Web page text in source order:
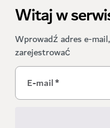
Witaj w
Wprowadź adres e-
zarejestrować
E-mail*